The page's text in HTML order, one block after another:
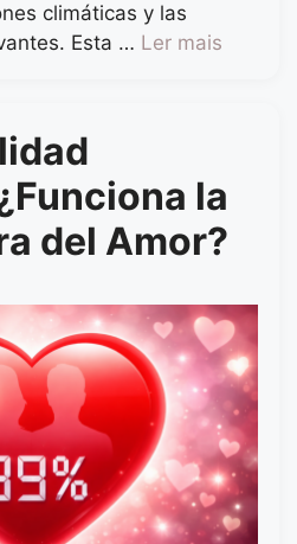
climáticas y las
Esta … Ler mais
la
del Amor?